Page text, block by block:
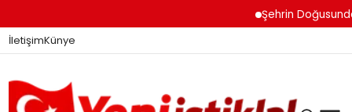
Şehrin Doğusundan
İletişimKünye